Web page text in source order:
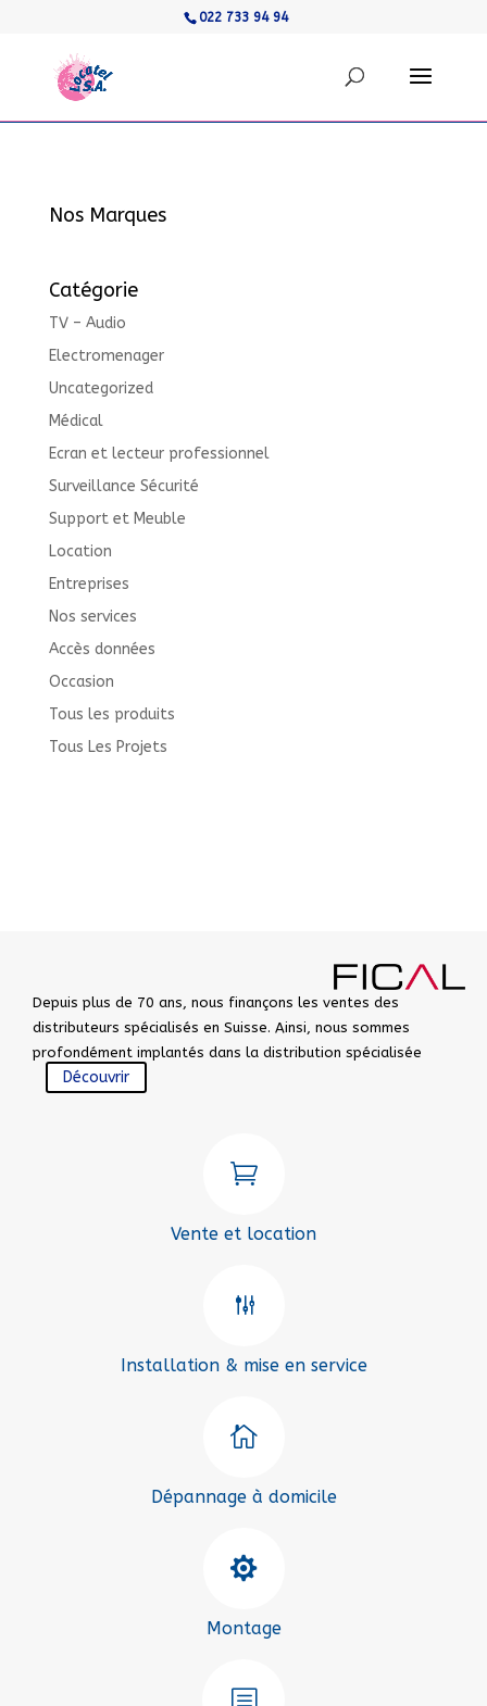
022 733 94 94
Nos Marques
Catégorie
TV – Audio
Electromenager
Uncategorized
Médical
Ecran et lecteur professionnel
Surveillance Sécurité
Support et Meuble
Location
Entreprises
Nos services
Accès données
Occasion
Tous les produits
Tous Les Projets
Depuis plus de 70 ans, nous finançons les ventes des
distributeurs spécialisés en Suisse. Ainsi, nous sommes
profondément implantés dans la distribution spécialisée
Découvrir

Vente et location
g
Installation & mise en service

Dépannage à domicile

Montage
b